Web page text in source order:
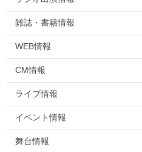
雑誌・書籍情報
WEB情報
CM情報
ライブ情報
イベント情報
舞台情報